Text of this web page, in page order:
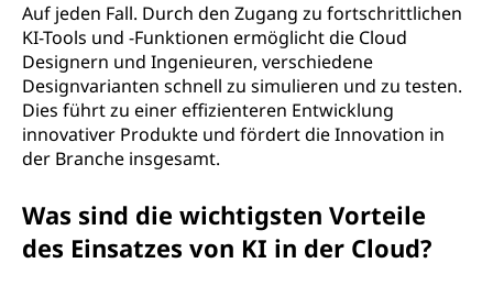
Auf jeden Fall. Durch den Zugang zu fortschrittlichen
KI-Tools und -Funktionen ermöglicht die Cloud
Designern und Ingenieuren, verschiedene
Designvarianten schnell zu simulieren und zu testen.
Dies führt zu einer effizienteren Entwicklung
innovativer Produkte und fördert die Innovation in
der Branche insgesamt.
Was sind die wichtigsten Vorteile
des Einsatzes von KI in der Cloud?